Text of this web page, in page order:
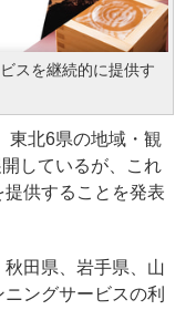
スを継続的に提供す
北6県の地域・観
しているが、これ
供することを発表
田県、岩手県、山
ングサービスの利